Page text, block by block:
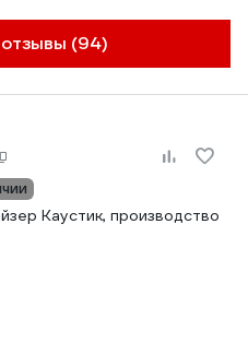
(94)
Каустик, производство